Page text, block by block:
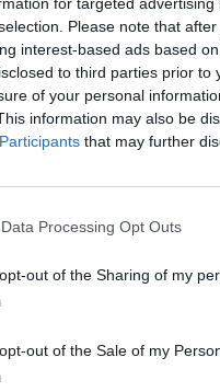
Please note that
interest-based ads based
to third parties prior
of your personal
information may also be
that may further
Processing Opt Outs
out of the Sharing of my
out of the Sale of my
vere e proprie.